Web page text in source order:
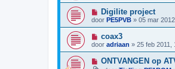
Digilite project
door PE5PVB » 05 mar
coax3
door adriaan » 25 feb 2011,
ONTVANGEN op